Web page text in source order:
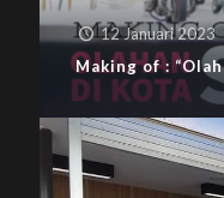
12 Januari 2023
Making of :